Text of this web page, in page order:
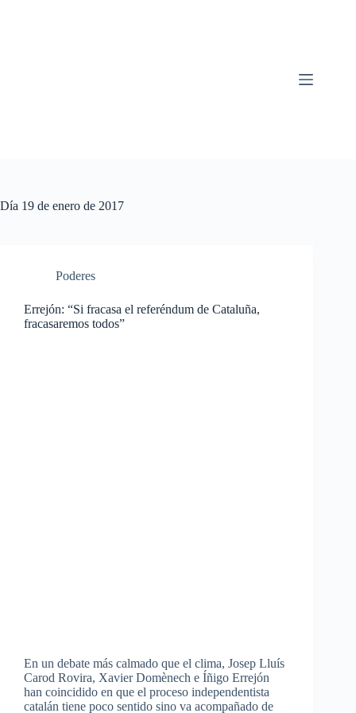
Día 19 de enero de 2017
Poderes
Errejón: “Si fracasa el referéndum de Cataluña,
fracasaremos todos”
En un debate más calmado que el clima, Josep Lluís
Carod Rovira, Xavier Domènech e Íñigo Errejón
han coincidido en que el proceso independentista
catalán tiene poco sentido sino va acompañado de